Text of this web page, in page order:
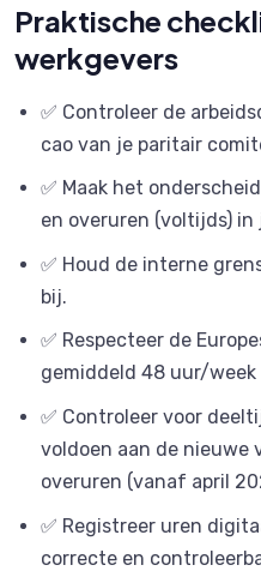
Praktische
werkgevers
✅ Controleer de
cao van je paritair
✅ Maak het
en overuren (voltijds)
✅ Houd de interne
bij.
✅ Respecteer de
gemiddeld 48 uur/week
✅ Controleer voor
voldoen aan de nieuwe
overuren (vanaf april
✅ Registreer uren
correcte en